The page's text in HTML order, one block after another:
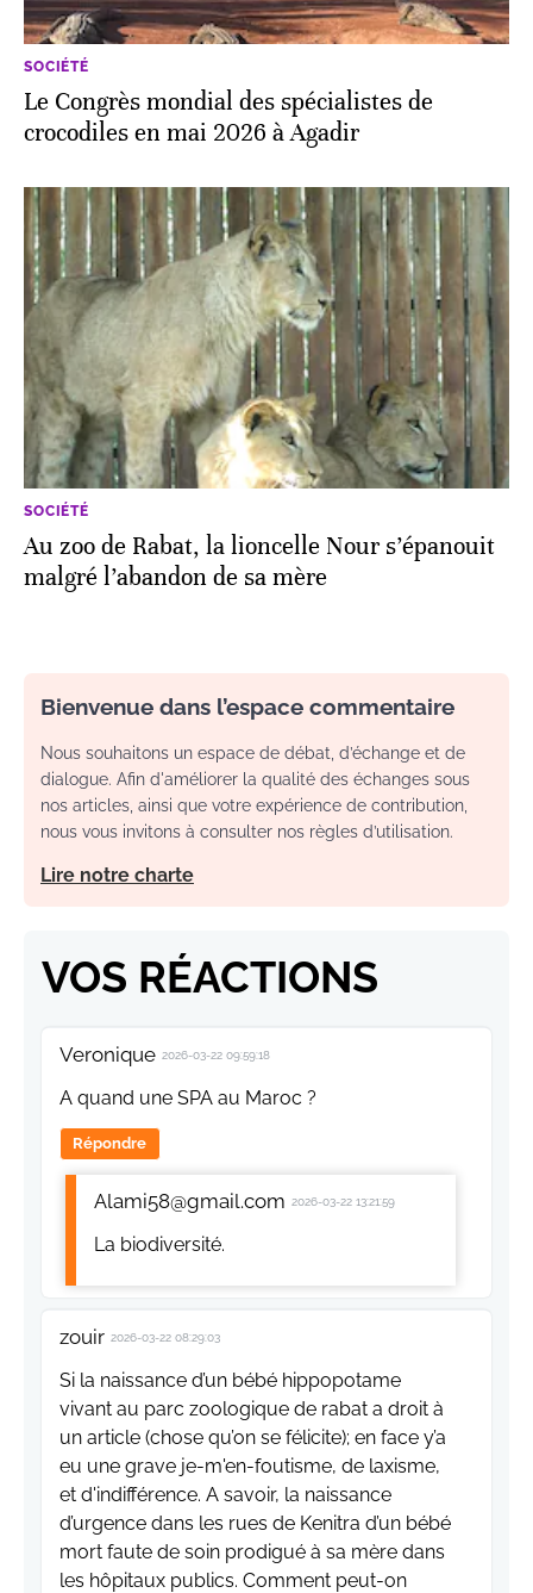
SOCIÉTÉ
Le Congrès mondial des spécialistes de
crocodiles en mai 2026 à Agadir
SOCIÉTÉ
Au zoo de Rabat, la lioncelle Nour s’épanouit
malgré l’abandon de sa mère
Bienvenue dans l’espace commentaire
Nous souhaitons un espace de débat, d’échange et de
dialogue. Afin d'améliorer la qualité des échanges sous
nos articles, ainsi que votre expérience de contribution,
nous vous invitons à consulter nos règles d’utilisation.
Lire notre charte
VOS RÉACTIONS
Veronique 2026-03-22 09:59:18
A quand une SPA au Maroc ?
Répondre
Alami58@gmail.com 2026-03-22 13:21:59
La biodiversité.
zouir 2026-03-22 08:29:03
Si la naissance d’un bébé hippopotame
vivant au parc zoologique de rabat a droit à
un article (chose qu’on se félicite); en face y’a
eu une grave je-m'en-foutisme, de laxisme,
et d'indifférence. A savoir, la naissance
d’urgence dans les rues de Kenitra d’un bébé
mort faute de soin prodigué à sa mère dans
les hôpitaux publics. Comment peut-on